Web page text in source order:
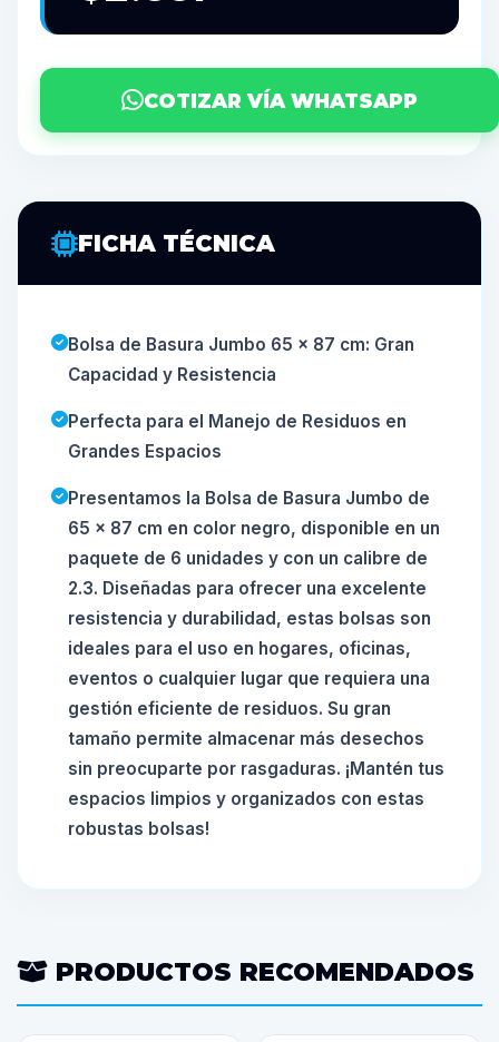
COTIZAR VÍA WHATSAPP
FICHA TÉCNICA
Bolsa de Basura Jumbo 65 x 87 cm: Gran
Capacidad y Resistencia
Perfecta para el Manejo de Residuos en
Grandes Espacios
Presentamos la Bolsa de Basura Jumbo de
65 x 87 cm en color negro, disponible en un
paquete de 6 unidades y con un calibre de
2.3. Diseñadas para ofrecer una excelente
resistencia y durabilidad, estas bolsas son
ideales para el uso en hogares, oficinas,
eventos o cualquier lugar que requiera una
gestión eficiente de residuos. Su gran
tamaño permite almacenar más desechos
sin preocuparte por rasgaduras. ¡Mantén tus
espacios limpios y organizados con estas
robustas bolsas!
PRODUCTOS RECOMENDADOS